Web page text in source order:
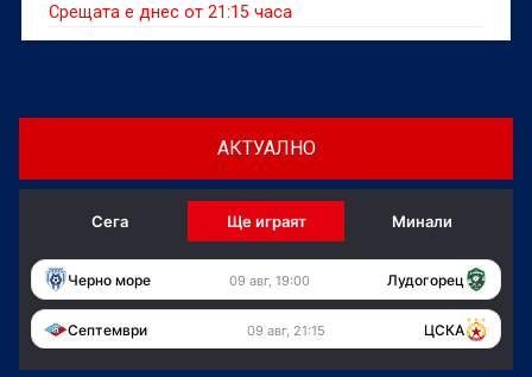
Срещата е днес от 21:15 часа
АКТУАЛНО
Сега Ще играят Минали
Черно море 09 авг, 19:00 Лудогорец
Септември 09 авг, 21:15 ЦСКА